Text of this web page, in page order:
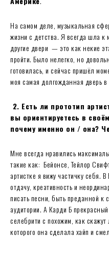
На самом деле, музыкальная
жизни с детства. Я всегда шла
другие двери — это как некие
пройти. Было нелегко, но
готовилась, и сейчас пришёл
моя самая долгожданная дверь
2. Есть ли прототип
вы ориентируетесь в
почему именно он / она?
Мне всегда нравились
такие как: Бейонсе, Тейлор
артистке я вижу частичку
отдачу, креативность и
писать песни, быть преданной к
аудитории. А Карди Б
селебрити с похожим, как
которого она сделала хайп и